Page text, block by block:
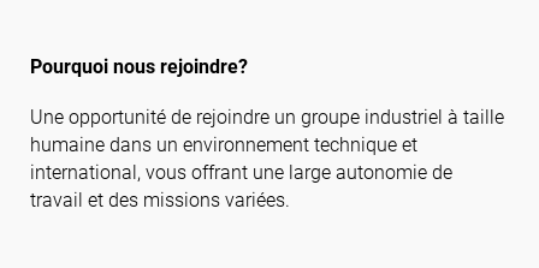
Pourquoi nous rejoindre?
Une opportunité de rejoindre un groupe industriel à taille
humaine dans un environnement technique et
international, vous offrant une large autonomie de
travail et des missions variées.